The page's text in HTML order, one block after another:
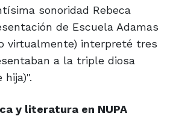
sonoridad Rebeca
de Escuela Adamas
virtualmente) interpreté tres
a la triple diosa
hija)".
y literatura en NUPA